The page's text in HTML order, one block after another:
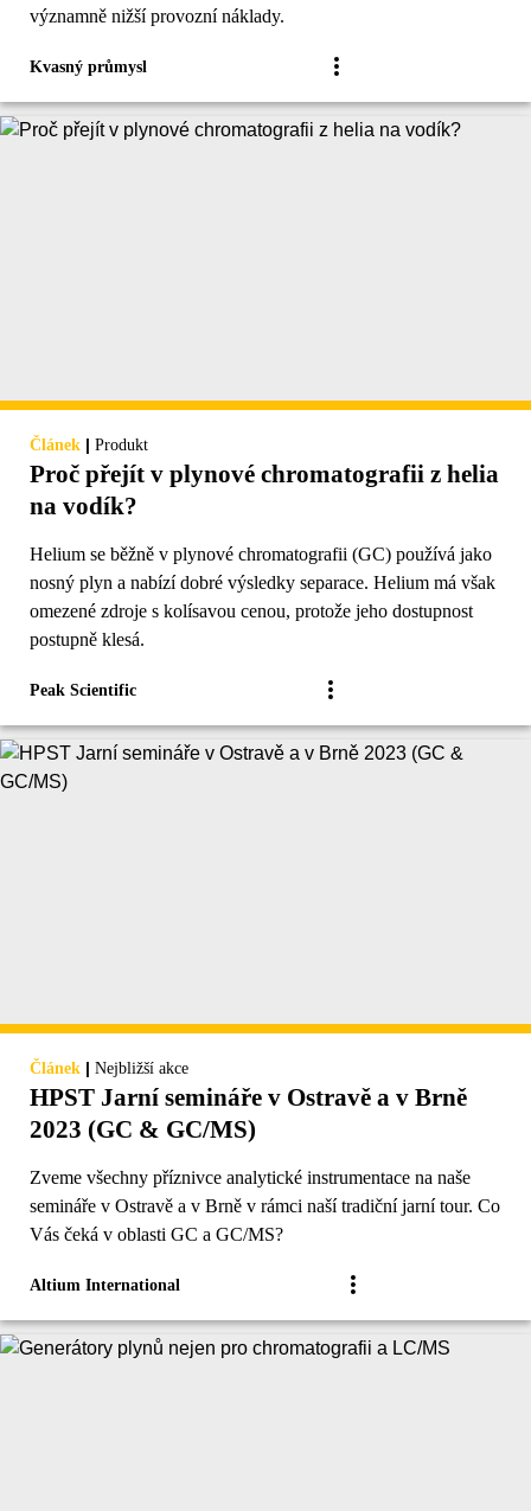
významně nižší provozní náklady.
Kvasný průmysl
Článek | Produkt
Proč přejít v plynové chromatografii z helia
na vodík?
Helium se běžně v plynové chromatografii (GC) používá jako
nosný plyn a nabízí dobré výsledky separace. Helium má však
omezené zdroje s kolísavou cenou, protože jeho dostupnost
postupně klesá.
Peak Scientific
Článek | Nejbližší akce
HPST Jarní semináře v Ostravě a v Brně
2023 (GC & GC/MS)
Zveme všechny příznivce analytické instrumentace na naše
semináře v Ostravě a v Brně v rámci naší tradiční jarní tour. Co
Vás čeká v oblasti GC a GC/MS?
Altium International